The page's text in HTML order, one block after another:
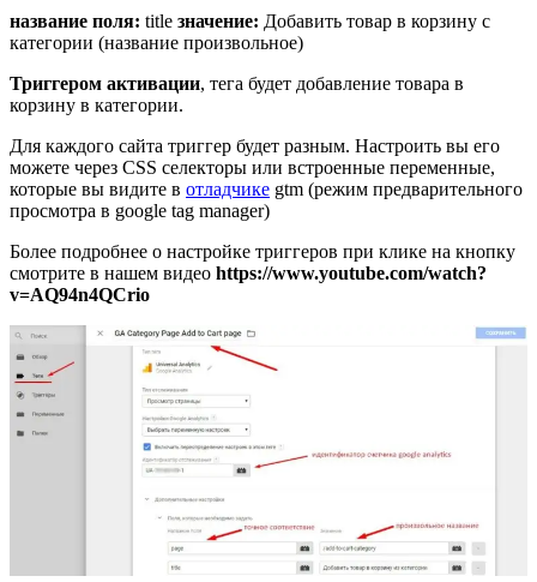
название поля: title значение: Добавить товар в корзину с
категории (название произвольное)
Триггером активации, тега будет добавление товара в
корзину в категории.
Для каждого сайта триггер будет разным. Настроить вы его
можете через CSS селекторы или встроенные переменные,
которые вы видите в отладчике gtm (режим предварительного
просмотра в google tag manager)
Более подробнее о настройке триггеров при клике на кнопку
смотрите в нашем видео https://www.youtube.com/watch?
v=AQ94n4QCrio